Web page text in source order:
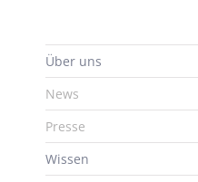
Über uns
News
Presse
Wissen